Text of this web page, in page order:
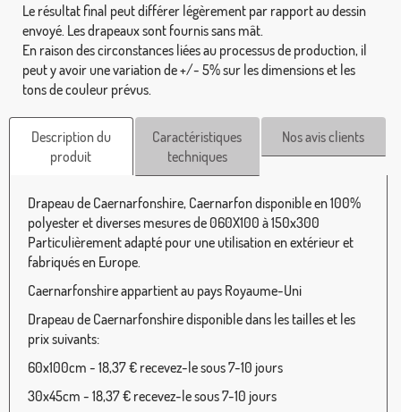
Le résultat final peut différer légèrement par rapport au dessin
envoyé. Les drapeaux sont fournis sans mât.
En raison des circonstances liées au processus de production, il
peut y avoir une variation de +/- 5% sur les dimensions et les
tons de couleur prévus.
Description du
produit
Caractéristiques
techniques
Nos avis clients
Drapeau de Caernarfonshire, Caernarfon disponible en 100%
polyester et diverses mesures de 060X100 à 150x300
Particulièrement adapté pour une utilisation en extérieur et
fabriqués en Europe.
Caernarfonshire appartient au pays Royaume-Uni
Drapeau de Caernarfonshire disponible dans les tailles et les
prix suivants:
60x100cm - 18,37 € recevez-le sous 7-10 jours
30x45cm - 18,37 € recevez-le sous 7-10 jours